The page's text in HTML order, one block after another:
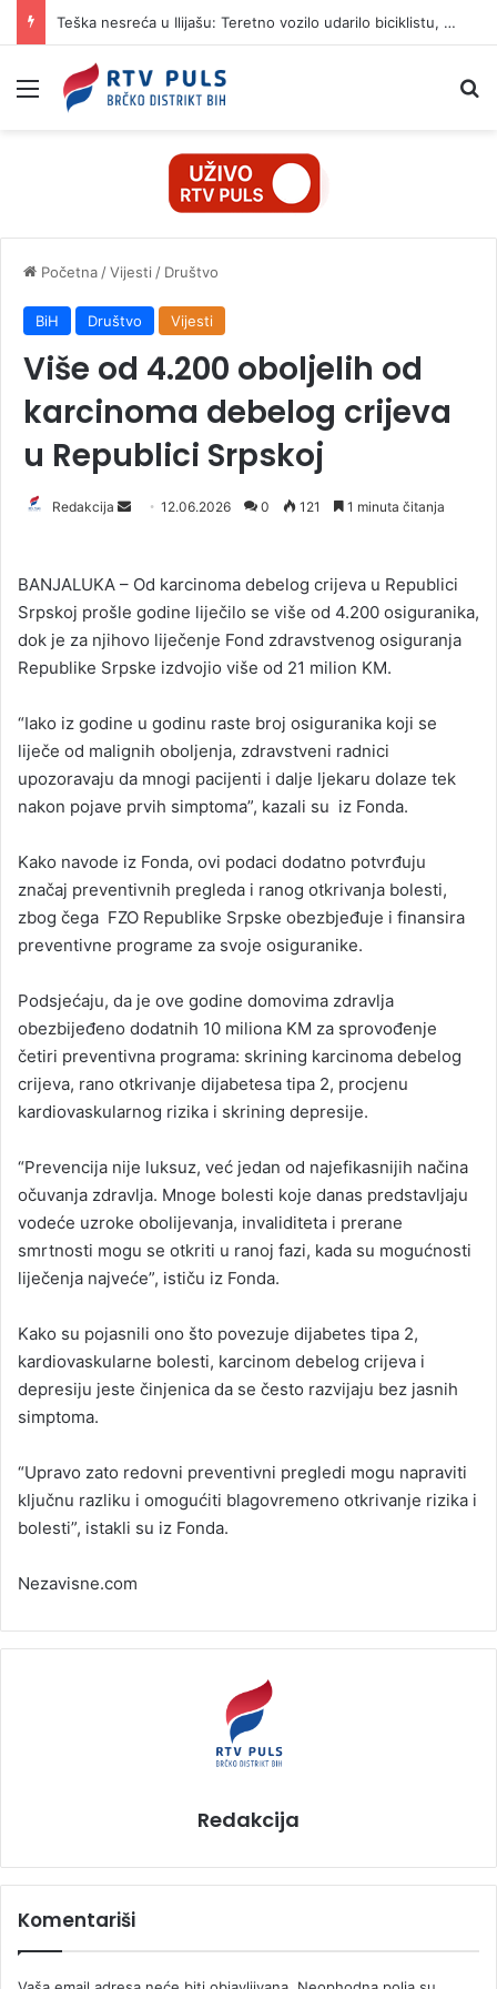
Teška nesreća u Ilijašu: Teretno vozilo udarilo biciklistu, 75-godišnjak zadržan u bolnici
Izbornik
Početna /Vijesti / Društvo
BiH Društvo Vijesti
Više od 4.200 oboljelih od
karcinoma debelog crijeva
u Republici Srpskoj
Redakcija
d
a
n
e
a
i
l
12.06.2026 0 121 1 minuta čitanja
BANJALUKA – Od karcinoma debelog crijeva u Republici
Srpskoj prošle godine liječilo se više od 4.200 osiguranika,
dok je za njihovo liječenje Fond zdravstvenog osiguranja
Republike Srpske izdvojio više od 21 milion KM.
“Iako iz godine u godinu raste broj osiguranika koji se
liječe od malignih oboljenja, zdravstveni radnici
upozoravaju da mnogi pacijenti i dalje ljekaru dolaze tek
nakon pojave prvih simptoma”, kazali su iz Fonda.
Kako navode iz Fonda, ovi podaci dodatno potvrđuju
značaj preventivnih pregleda i ranog otkrivanja bolesti,
zbog čega FZO Republike Srpske obezbjeđuje i finansira
preventivne programe za svoje osiguranike.
Podsjećaju, da je ove godine domovima zdravlja
obezbijeđeno dodatnih 10 miliona KM za sprovođenje
četiri preventivna programa: skrining karcinoma debelog
crijeva, rano otkrivanje dijabetesa tipa 2, procjenu
kardiovaskularnog rizika i skrining depresije.
“Prevencija nije luksuz, već jedan od najefikasnijih načina
očuvanja zdravlja. Mnoge bolesti koje danas predstavljaju
vodeće uzroke obolijevanja, invaliditeta i prerane
smrtnosti mogu se otkriti u ranoj fazi, kada su mogućnosti
liječenja najveće”, ističu iz Fonda.
Kako su pojasnili ono što povezuje dijabetes tipa 2,
kardiovaskularne bolesti, karcinom debelog crijeva i
depresiju jeste činjenica da se često razvijaju bez jasnih
simptoma.
“Upravo zato redovni preventivni pregledi mogu napraviti
ključnu razliku i omogućiti blagovremeno otkrivanje rizika i
bolesti”, istakli su iz Fonda.
Nezavisne.com
Redakcija
Komentariši